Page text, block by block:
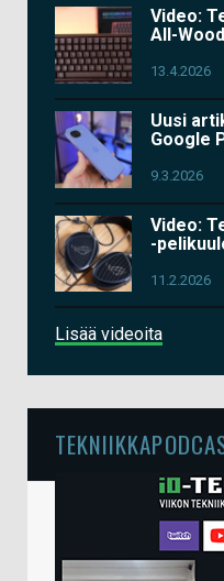
Video:
All-Wood
13.4.2026
Uusi
Google
9.3.2026
Video:
-
11.2.2026
Lisää videoita